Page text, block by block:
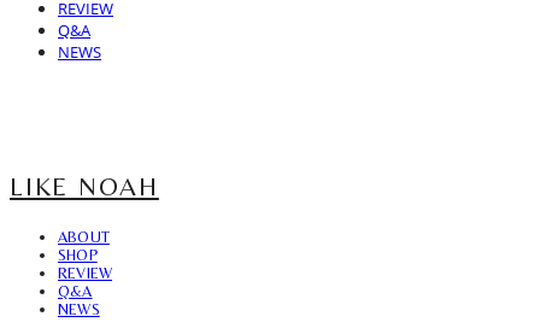
REVIEW
Q&A
NEWS
LIKE NOAH
ABOUT
SHOP
REVIEW
Q&A
NEWS